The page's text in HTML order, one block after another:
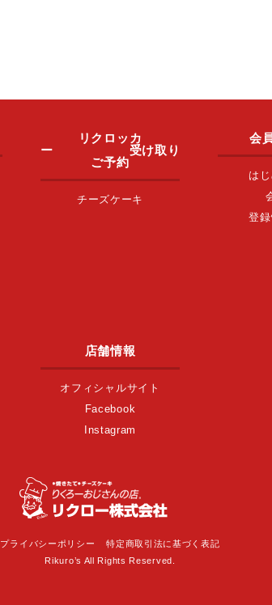
リクロッカ
ー 受け取り
ご予約
チーズケーキ
会
は
登
店舗情報
オフィシャルサイト
Facebook
Instagram
プライバシーポリシー
特定商取引法に基づく表記
Rikuro’s All Rights Reserved.